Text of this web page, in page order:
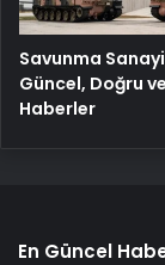
Savunma
Güncel, Doğru
Haberler
En Güncel